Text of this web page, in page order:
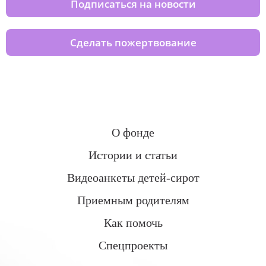
Подписаться на новости
Сделать пожертвование
О фонде
Истории и статьи
Видеоанкеты детей-сирот
Приемным родителям
Как помочь
Спецпроекты